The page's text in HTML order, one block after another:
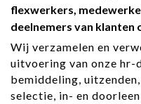
flexwerkers,
deelnemers van klanten
Wij verzamelen en
uitvoering van onze hr-
bemiddeling,
selectie, in- en